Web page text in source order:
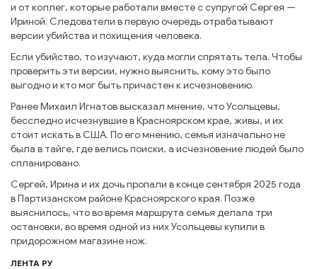
и от коллег, которые работали вместе с супругой Сергея —
Ириной. Следователи в первую очередь отрабатывают
версии убийства и похищения человека.
Если убийство, то изучают, куда могли спрятать тела. Чтобы
проверить эти версии, нужно выяснить, кому это было
выгодно и кто мог быть причастен к исчезновению.
Ранее Михаил Игнатов высказал мнение, что Усольцевы,
бесследно исчезнувшие в Красноярском крае, живы, и их
стоит искать в США. По его мнению, семья изначально не
была в тайге, где велись поиски, а исчезновение людей было
спланировано.
Сергей, Ирина и их дочь пропали в конце сентября 2025 года
в Партизанском районе Красноярского края. Позже
выяснилось, что во время маршрута семья делала три
остановки, во время одной из них Усольцевы купили в
придорожном магазине нож.
ЛЕНТА РУ